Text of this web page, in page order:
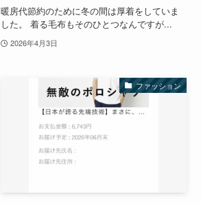
暖房代節約のために冬の間は厚着をしていま
した。 着る毛布もそのひとつなんですが...
2026年4月3日
ファッション